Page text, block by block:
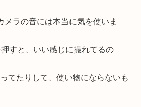
メラの音には本当に気を使いま
すと、いい感じに撮れてるの
てたりして、使い物にならないも